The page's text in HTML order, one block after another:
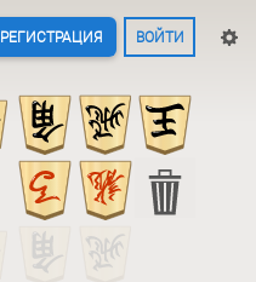
РЕГИСТРАЦИЯ ВОЙТИ